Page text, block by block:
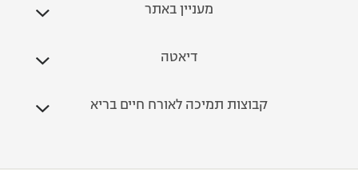
מעניין באתר
דיאטה
קבוצות תמיכה לאורח חיים בריא